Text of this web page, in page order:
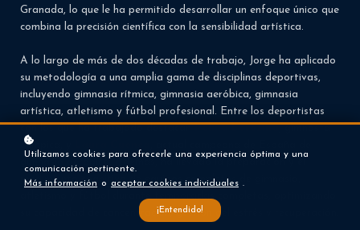
Granada, lo que le ha permitido desarrollar un enfoque único que
combina la precisión científica con la sensibilidad artística.
A lo largo de más de dos décadas de trabajo, Jorge ha aplicado
su metodología a una amplia gama de disciplinas deportivas,
incluyendo gimnasia rítmica, gimnasia aeróbica, gimnasia
artística, atletismo y fútbol profesional. Entre los deportistas
olímpica, y
rendimiento cognitivo de equipos completos de gimnasia,
su capacidad de concentración, gestión del estrés y recuperación.
Utilizamos cookies para ofrecerle una experiencia óptima y una
comunicación pertinente.
Más información o aceptar cookies individuales .
¡Entendido!